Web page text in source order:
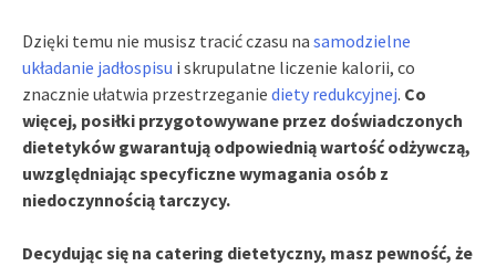
Dzięki temu nie musisz tracić czasu na samodzielne
układanie jadłospisu i skrupulatne liczenie kalorii, co
znacznie ułatwia przestrzeganie diety redukcyjnej. Co
więcej, posiłki przygotowywane przez doświadczonych
dietetyków gwarantują odpowiednią wartość odżywczą,
uwzględniając specyficzne wymagania osób z
niedoczynnością tarczycy.
Decydując się na catering dietetyczny, masz pewność, że